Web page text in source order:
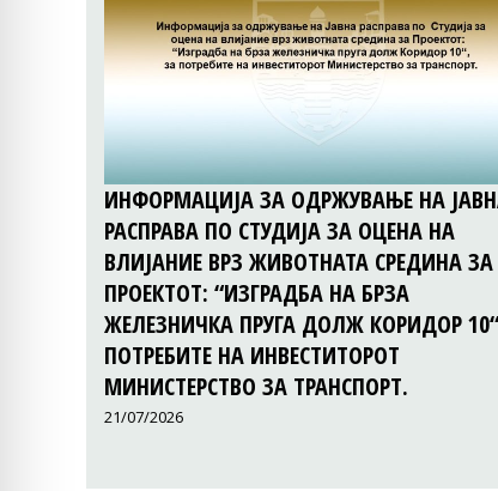
ИНФОРМАЦИЈА ЗА ОДРЖУВАЊЕ НА
РАСПРАВА ПО СТУДИЈА ЗА ОЦЕНА НА
ВЛИЈАНИЕ ВРЗ ЖИВОТНАТА СРЕДИНА ЗА
ПРОЕКТОТ: “ИЗГРАДБА НА БРЗА
ЖЕЛЕЗНИЧКА ПРУГА ДОЛЖ КОРИДОР
ПОТРЕБИТЕ НА ИНВЕСТИТОРОТ
МИНИСТЕРСТВО ЗА ТРАНСПОРТ.
21/07/2026